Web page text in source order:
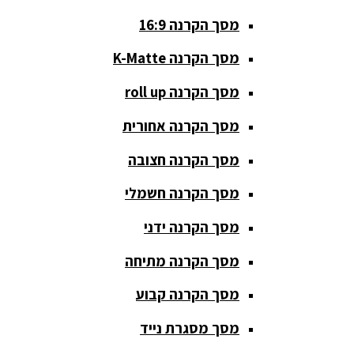
סאבים
וחצובות
ערכת קריוקי
שקטות
מערכות
הגברה
פלטות DJ
קונטרולים
מסך הקרנה 16:9
מסך הקרנה K-Matte
מסך הקרנה roll up
מסך הקרנה אחורית
מסך הקרנה חצובה
מסך הקרנה חשמלי
מסך הקרנה ידני
מסך הקרנה מתיחה
מסך הקרנה קבוע
מסך מסגרת נייד